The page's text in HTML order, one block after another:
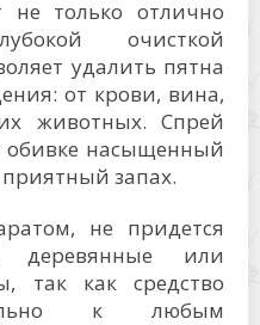
не только отлично
очисткой
удалить пятна
от крови, вина,
животных. Спрей
обивке насыщенный
запах.
не придется
деревянные или
так как средство
к любым